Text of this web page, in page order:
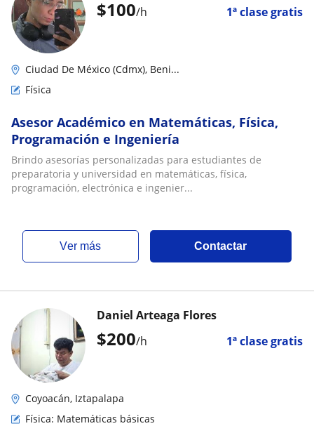
$100/h 1ª clase gratis
Ciudad De México (Cdmx), Beni...
Física
Asesor Académico en Matemáticas, Física,
Programación e Ingeniería
Brindo asesorías personalizadas para estudiantes de
preparatoria y universidad en matemáticas, física,
programación, electrónica e ingenier...
ver más Contactar
$200/h 1ª clase gratis
Daniel Arteaga Flores
Coyoacán, Iztapalapa
Física: Matemáticas básicas